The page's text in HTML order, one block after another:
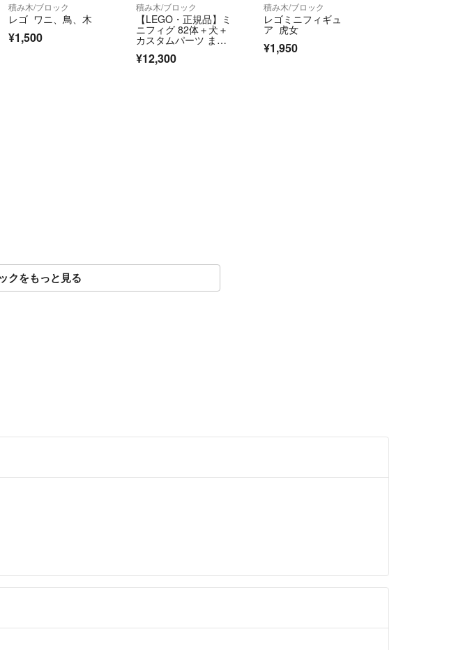
積み木/ブロック
レゴ ワニ、鳥、木
¥1,500
積み木/ブロック
【LEGO・正規品】ミ
ニフィグ 82体＋犬＋
カスタムパーツ まと
¥12,300
積み木/ブロック
レゴミニフィギュ
ア 虎女
¥1,950
クをもっと見る